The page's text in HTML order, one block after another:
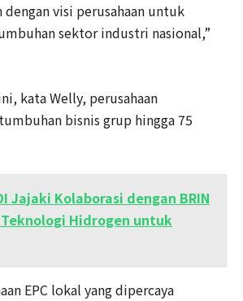
dengan visi perusahaan untuk
sektor industri nasional,”
kata Welly, perusahaan
bisnis grup hingga 75
Jajaki Kolaborasi dengan BRIN
Hidrogen untuk
EPC lokal yang dipercaya